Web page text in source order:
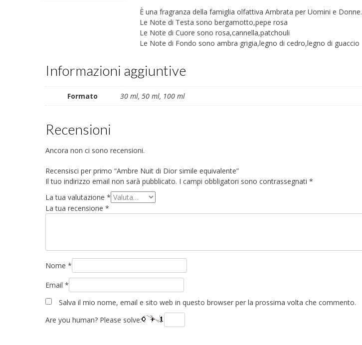
È una fragranza della famiglia olfattiva Ambrata per Uomini e Donne.
Le Note di Testa sono bergamotto,pepe rosa
Le Note di Cuore sono rosa,cannella,patchouli
Le Note di Fondo sono ambra grigia,legno di cedro,legno di guaccio
Informazioni aggiuntive
Formato 30 ml, 50 ml, 100 ml
Recensioni
Ancora non ci sono recensioni.
Recensisci per primo “Ambre Nuit di Dior simile equivalente”
Il tuo indirizzo email non sarà pubblicato. I campi obbligatori sono contrassegnati *
La tua valutazione *
La tua recensione *
Nome *
Email *
Salva il mio nome, email e sito web in questo browser per la prossima volta che commento.
Are you human? Please solve: